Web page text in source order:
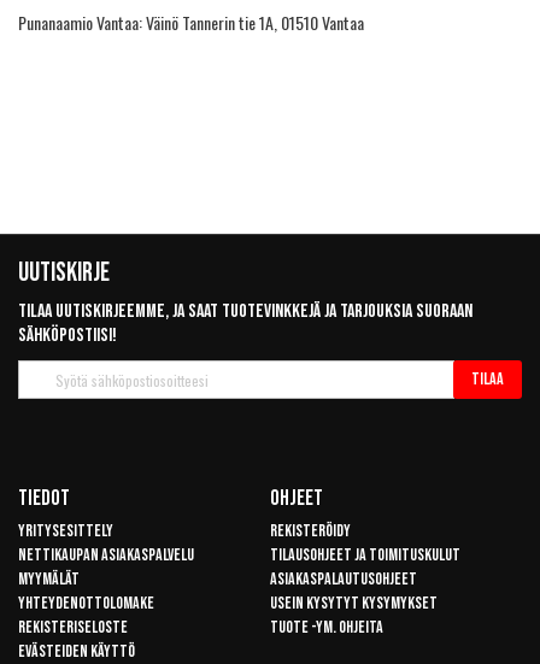
Punanaamio Vantaa: Väinö Tannerin tie 1A, 01510 Vantaa
Uutiskirje
Tilaa uutiskirjeemme, ja saat tuotevinkkejä ja tarjouksia suoraan
sähköpostiisi!
uutiskirje
Tilaa
Tiedot
Yritysesittely
Nettikaupan asiakaspalvelu
Myymälät
Yhteydenottolomake
Rekisteriseloste
Evästeiden käyttö
Ohjeet
Rekisteröidy
Tilausohjeet ja toimituskulut
Asiakaspalautusohjeet
Usein kysytyt kysymykset
Tuote -ym. ohjeita